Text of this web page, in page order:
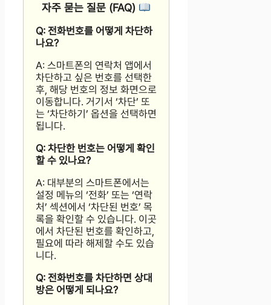
자주 묻는 질문 (FAQ)
Q: 전화번호를 어떻게 차단하
나요?
A: 스마트폰의 연락처 앱에서
차단하고 싶은 번호를 선택한
후, 해당 번호의 정보 화면으로
이동합니다. 거기서 ‘차단’ 또
는 ‘차단하기’ 옵션을 선택하면
됩니다.
Q: 차단한 번호는 어떻게 확인
할 수 있나요?
A: 대부분의 스마트폰에서는
설정 메뉴의 ‘전화’ 또는 ‘연락
처’ 섹션에서 ‘차단된 번호’ 목
록을 확인할 수 있습니다. 이곳
에서 차단된 번호를 확인하고,
필요에 따라 해제할 수도 있습
니다.
Q: 전화번호를 차단하면 상대
방은 어떻게 되나요?